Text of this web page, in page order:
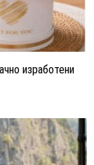
изработени